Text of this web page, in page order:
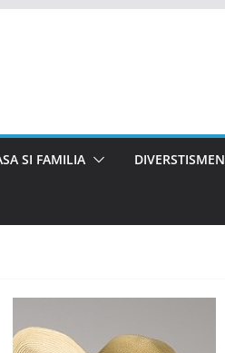
SI FAMILIA